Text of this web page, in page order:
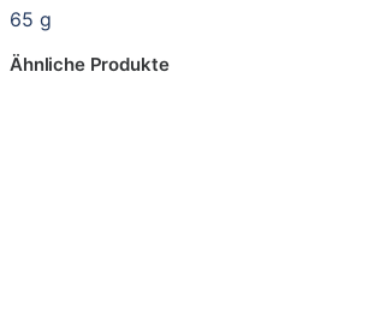
65 g
Ähnliche Produkte